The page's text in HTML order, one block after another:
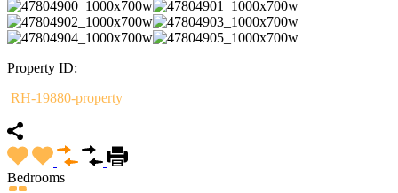
Property ID:
RH-19880-property
Bedrooms